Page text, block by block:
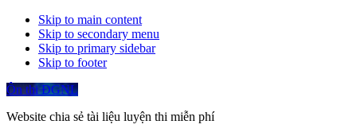
Skip to main content
Skip to secondary menu
Skip to primary sidebar
Skip to footer
Ôn thi ĐGNL
Website chia sẻ tài liệu luyện thi miễn phí